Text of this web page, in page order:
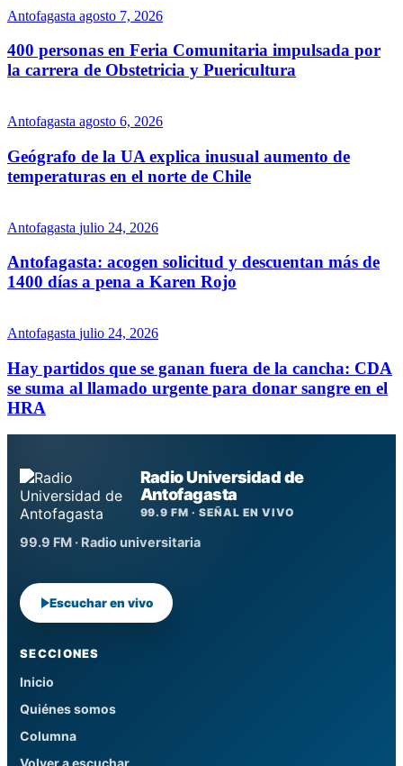
Antofagasta agosto 7, 2026
400 personas en Feria Comunitaria impulsada por
la carrera de Obstetricia y Puericultura
Antofagasta agosto 6, 2026
Geógrafo de la UA explica inusual aumento de
temperaturas en el norte de Chile
Antofagasta julio 24, 2026
Antofagasta: acogen solicitud y descuentan más de
1400 días a pena a Karen Rojo
Antofagasta julio 24, 2026
Hay partidos que se ganan fuera de la cancha: CDA
se suma al llamado urgente para donar sangre en el
HRA
Radio Universidad de
Antofagasta
99.9 FM · SEÑAL EN VIVO
99.9 FM · Radio universitaria
Escuchar en vivo
SECCIONES
Inicio
Quiénes somos
Columna